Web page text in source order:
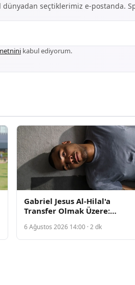
seçtiklerimiz e-postanda.
kabul ediyorum.
Gabriel Jesus Al-Hilal'a
Transfer Olmak Üzere:
Arabistan'a Hamle
6 Ağustos 2026 14:00 · 2 dk